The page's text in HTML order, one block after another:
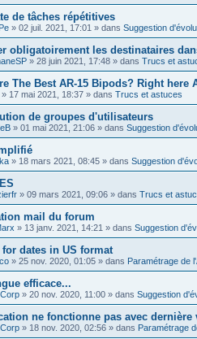
de tâches répétitives
» 02 juil. 2021, 17:01 » dans Suggestion
obligatoirement les destinataires
» 28 juin 2021, 17:48 » dans Trucs et
The Best AR-15 Bipods? Right here
» 17 mai 2021, 18:37 » dans Trucs et astuces
de groupes d'utilisateurs
» 01 mai 2021, 21:06 » dans Suggestion
» 18 mars 2021, 08:45 » dans Suggestion
» 09 mars 2021, 09:06 » dans Trucs et
mail du forum
» 13 janv. 2021, 14:21 » dans Suggestion
dates in US format
» 25 nov. 2020, 01:05 » dans Paramétrage de
efficace...
» 20 nov. 2020, 11:00 » dans Suggestion
ne fonctionne pas avec
» 18 nov. 2020, 02:56 » dans Paramétrage